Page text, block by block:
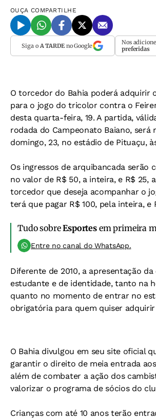
OUÇA COMPARTILHE
Siga o A TARDEno Google Nos
preferidas
O torcedor do Bahia poderá adquirir
para o jogo do tricolor contra o
desta quarta-feira, 19. A partida,
rodada do Campeonato Baiano, será
domingo, 23, no estádio de Pituaçu,
Os ingressos de arquibancada serão
no valor de R$ 50, a inteira, e R$ 25,
torcedor que deseja acompanhar o
terá que pagar R$ 100, pela inteira, e
Tudo sobreEsportesem primeira
Entre no canal do WhatsApp.
Diferente de 2010, a apresentação
estudante e de identidade, tanto na
quanto no momento de entrar no
obrigatória para quem quiser
O Bahia divulgou em seu site oficial
garantir o direito de meia entrada
além de combater a ação dos
valorizar o programa de sócios do
Crianças com até 10 anos terão